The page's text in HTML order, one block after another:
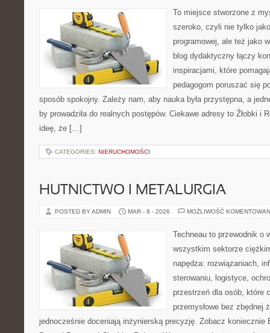
To miejsce stworzone z
szeroko, czyli nie tylko
programowej, ale też jako
blog dydaktyczny łączy
inspiracjami, które
pedagogom poruszać się
sposób spokojny. Zależy nam, aby nauka była przystępna, a
by prowadziła do realnych postępów. Ciekawe adresy to Źłobki i
ideę, że […]
CATEGORIES: NIERUCHOMOŚCI
HUTNICTWO I METALURGIA
POSTED BY ADMIN MAR - 8 - 2026 MOŻLIWOŚĆ
Techneau to przewodnik o
wszystkim sektorze
napędza: rozwiązaniach,
sterowaniu, logistyce,
przestrzeń dla osób, które
przemysłowe bez zbędnej
jednocześnie doceniają inżynierską precyzję. Zobacz koniecznie